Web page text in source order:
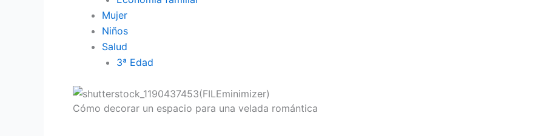
Mujer
Niños
Salud
3ª Edad
Cómo decorar un espacio para una velada romántica